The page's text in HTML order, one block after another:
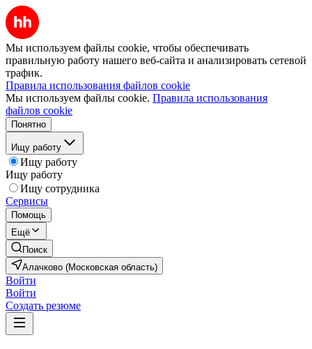
Мы используем файлы cookie, чтобы обеспечивать
правильную работу нашего веб-сайта и анализировать сетевой
трафик.
Правила использования файлов cookie
Мы используем файлы cookie. Правила использования
файлов cookie
Понятно
Ищу работу
Ищу работу
Ищу работу
Ищу сотрудника
Сервисы
Помощь
Ещё
Поиск
Алачково (Московская область)
Войти
Войти
Создать резюме